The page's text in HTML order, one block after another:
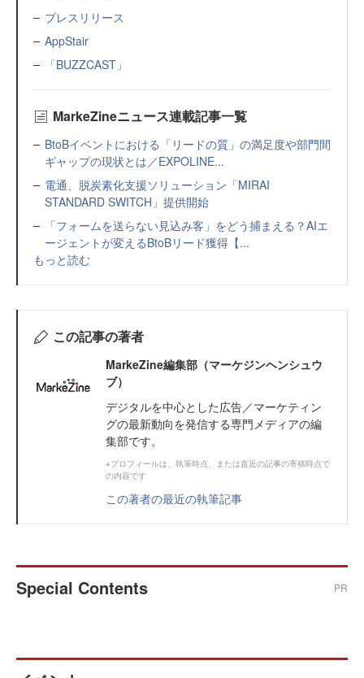
プレスリリース
AppStair
「BUZZCAST」
MarkeZineニュース連載記事一覧
BtoBイベントにおける「リードの質」の満足度や部門間
ギャップの現状とは／EXPOLINE...
電通、脱炭素化支援ソリューション「MIRAI
STANDARD SWITCH」提供開始
「フォームを送らない見込み客」をどう捕まえる？AIエ
ージェントが変えるBtoBリード獲得【...
もっと読む
この記事の著者
MarkeZine編集部（マーケジンヘンシュウ
ブ）
デジタルを中心とした広告／マーケティン
グの最新動向を発信する専門メディアの編
集部です。
※プロフィールは、執筆時点、または直近の記事の寄稿時点で
の内容です
この著者の最近の執筆記事
Special Contents PR